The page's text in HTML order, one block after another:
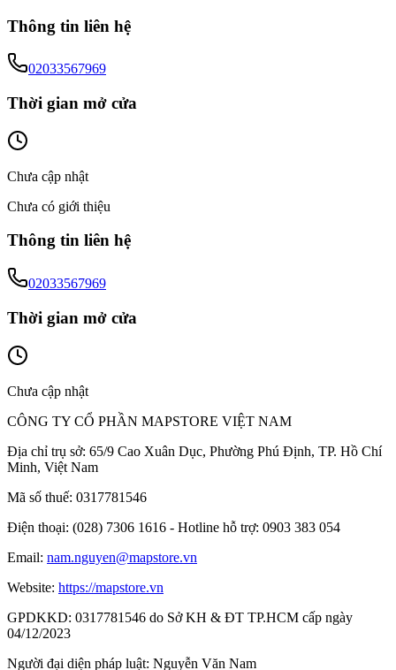
Thông tin liên hệ
02033567969
Thời gian mở cửa
Chưa cập nhật
Chưa có giới thiệu
Thông tin liên hệ
02033567969
Thời gian mở cửa
Chưa cập nhật
CÔNG TY CỔ PHẦN MAPSTORE VIỆT NAM
Địa chỉ trụ sở: 65/9 Cao Xuân Dục, Phường Phú Định, TP. Hồ Chí
Minh, Việt Nam
Mã số thuế: 0317781546
Điện thoại: (028) 7306 1616 - Hotline hỗ trợ: 0903 383 054
Email: nam.nguyen@mapstore.vn
Website: https://mapstore.vn
GPDKKD: 0317781546 do Sở KH & ĐT TP.HCM cấp ngày
04/12/2023
Người đại diện pháp luật: Nguyễn Văn Nam